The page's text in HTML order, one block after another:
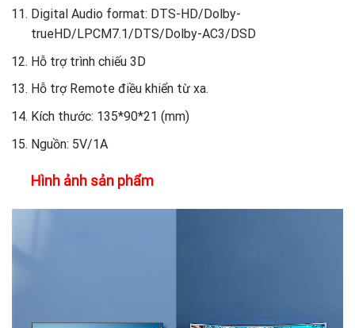
Digital Audio format: DTS-HD/Dolby-
trueHD/LPCM7.1/DTS/Dolby-AC3/DSD
Hỗ trợ trình chiếu 3D
Hỗ trợ Remote điều khiển từ xa.
Kích thước: 135*90*21 (mm)
Nguồn: 5V/1A
Hình ảnh sản phẩm